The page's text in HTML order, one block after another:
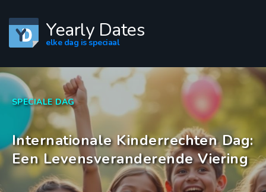
Yearly Dates
elke dag is speciaal
SPECIALE DAG
Internationale Kinderrechten Dag:
Een Levensveranderende Viering